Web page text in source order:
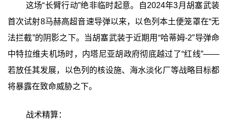
这场“长臂行动”绝非临时起意。自2024年3月胡塞武装
首次试射8马赫高超音速导弹以来，以色列本土便笼罩在“无
法拦截”的阴影之下。当胡塞武装于近期用“哈蒂姆-2”导弹命
中特拉维夫机场时，内塔尼亚胡政府彻底越过了“红线”——
若放任其发展，以色列的核设施、海水淡化厂等战略目标都
将暴露在致命威胁之下。
战术精算：